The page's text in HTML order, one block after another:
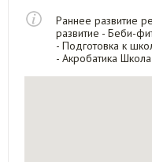
Раннее развитие
развитие - Беби-
- Подготовка к
- Акробатика